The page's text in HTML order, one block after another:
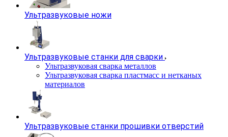
Ультразвуковые ножи
Ультразвуковые станки для сварки
Ультразвуковая сварка металлов
Ультразвуковая сварка пластмасс и нетканых
материалов
Ультразвуковые станки прошивки отверстий